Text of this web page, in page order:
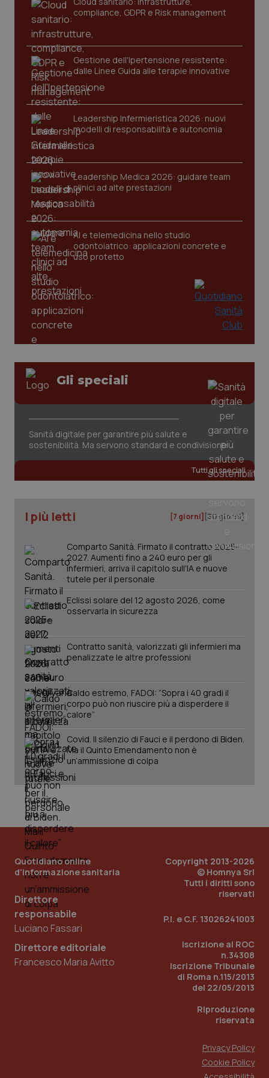
compliance, GDPR e Risk management
Gestione dell'Ipertensione resistente:
dalle Linee Guida alle terapie innovative
Leadership Infermieristica 2026: nuovi
modelli di responsabilità e autonomia
Leadership Medica 2026: guidare team
clinici ad alte prestazioni
AI e telemedicina nello studio
odontoiatrico: applicazioni concrete e
uso protetto
Gli speciali
Sanità digitale per garantire più salute e
sostenibilità. Ma servono standard e condivisione
Tutti gli speciali
I più letti [7 giorni] [30 giorni]
Comparto Sanità. Firmato il contratto 2025-
2027. Aumenti fino a 240 euro per gli
infermieri, arriva il capitolo sull'IA e nuove
tutele per il personale
Eclissi solare del 12 agosto 2026, come
osservarla in sicurezza
Contratto sanità, valorizzati gli infermieri ma
penalizzate le altre professioni
Caldo estremo, FADOI: “Sopra i 40 gradi il
corpo può non riuscire più a disperdere il
calore”
Covid. Il silenzio di Fauci e il perdono di Biden.
Ma il Quinto Emendamento non è
un’ammissione di colpa
Quotidiano online
d'informazione sanitaria
Direttore
responsabile
Luciano Fassari
Direttore editoriale
Francesco Maria Avitto
Copyright 2013-2026
© Homnya Srl
Tutti i diritti sono
riservati
P.I. e C.F. 13026241003
Iscrizione al ROC
n.34308
Iscrizione Tribunale
di Roma n.115/2013
del 22/05/2013
Riproduzione
riservata
Privacy Policy
Cookie Policy
navigazione sulle pagine e l'accesso alle aree
protette del sito. Il sito web non è in grado di
funzionare correttamente senza questi cookie.
VISITOR_PRIVACY_METADATA
YouTube
.youtube.com
CookieScriptConsent
tracking-sites-ironfish-
www.quotidianosanita.it
session-id
www.quotidianosanita.it
.quotidianosanita.it
PHPSESSID
.quotidianosanita.it
1